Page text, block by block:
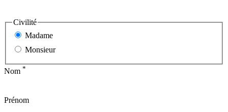
Civilité
Madame
Monsieur
Nom *
Prénom